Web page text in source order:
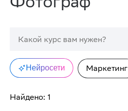
Нейросети Маркетинг
Найдено: 1